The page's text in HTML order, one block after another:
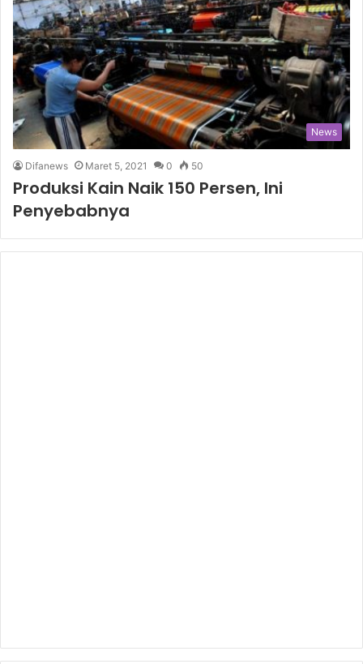
News
Difanews Maret 5, 2021 0 50
Produksi Kain Naik 150 Persen, Ini
Penyebabnya